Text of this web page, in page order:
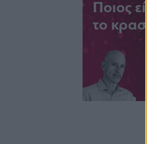
Ποιος
το κρασί